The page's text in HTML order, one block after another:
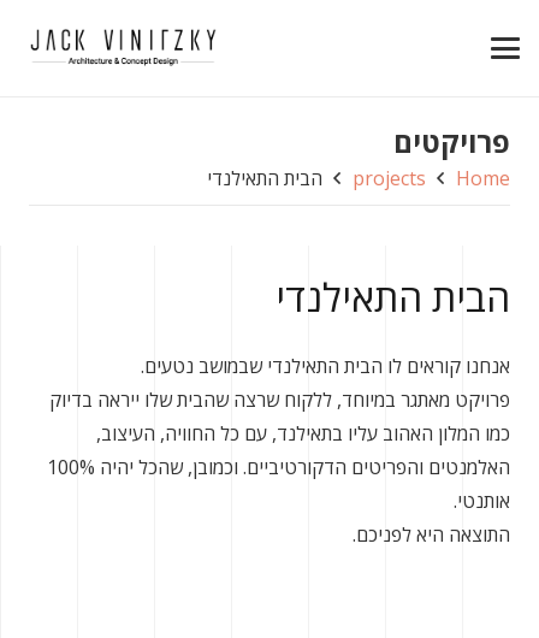
פרויקטים
Home
projects הבית התאילנדי
הבית התאילנדי
אנחנו קוראים לו הבית התאילנדי שבמושב נטעים.
פרויקט מאתגר במיוחד, ללקוח שרצה שהבית שלו ייראה בדיוק
כמו המלון האהוב עליו בתאילנד, עם כל החוויה, העיצוב,
האלמנטים והפריטים הדקורטיביים. וכמובן, שהכל יהיה 100%
אותנטי.
התוצאה היא לפניכם.